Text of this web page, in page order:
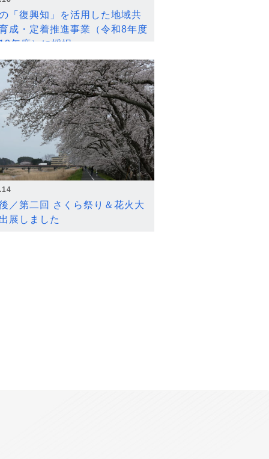
「復興知」を活用した地域共
成・定着推進事業（令和8年度
年度）に採択
／第二回 さくら祭り＆花火大
展しました